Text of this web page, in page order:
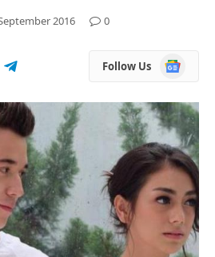
2016 0
Follow Us
Google
News